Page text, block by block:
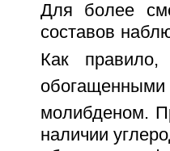
Для более
составов
Как
молибденом.
наличии